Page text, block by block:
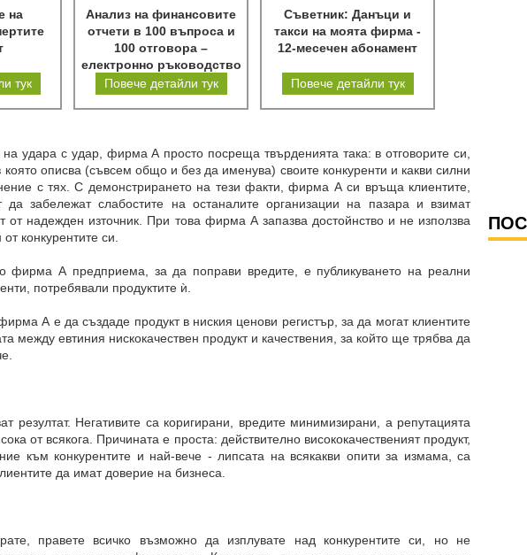
на
тук
Анализ на финансовите
отчети в 100 въпроса и
100 отговора –
електронно ръководство
Повече детайли тук
Съветник: Данъци и
такси на моята фирма -
12-месечен абонамент
Повече детайли тук
удара с удар, фирма А просто посреща твърденията така: в отговорите си,
която описва (съвсем общо и без да именува) своите конкуренти и какви силни
с тях. С демонстрирането на тези факти, фирма А си връща клиентите,
да забележат слабостите на останалите организации на пазара и взимат
от надежден източник. При това фирма А запазва достойнство и не използва
конкурентите си.
фирма А предприема, за да поправи вредите, е публикуването на реални
потребявали продуктите ѝ.
А е да създаде продукт в ниския ценови регистър, за да могат клиентите
между евтиния нискокачествен продукт и качествения, за който ще трябва да
резултат. Негативите са коригирани, вредите минимизирани, а репутацията
от всякога. Причината е проста: действително висококачественият продукт,
към конкурентите и най-вече - липсата на всякакви опити за измама, са
да имат доверие на бизнеса.
правете всичко възможно да изплувате над конкурентите си, но не